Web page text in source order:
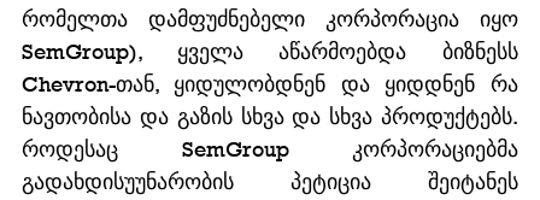
რომელთა დამფუძნებელი კორპორაცია იყო
SemGroup), ყველა აწარმოებდა ბიზნესს
Chevron-თან, ყიდულობდნენ და ყიდდნენ რა
ნავთობისა და გაზის სხვა და სხვა პროდუქტებს.
როდესაც SemGroup კორპორაციებმა
გადახდისუუნარობის პეტიცია შეიტანეს